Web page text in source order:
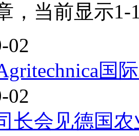
，当前显示1-
02
国
02
长会见德国